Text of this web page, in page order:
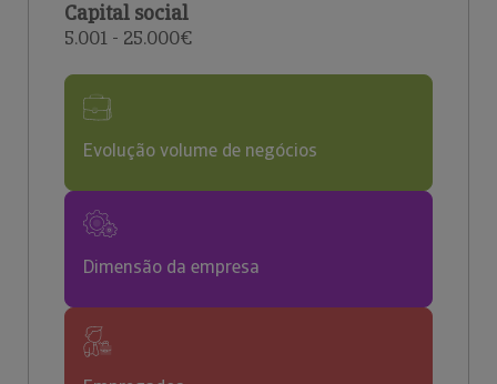
Capital social
5.001 - 25.000€
Evolução volume de negócios
Dimensão da empresa